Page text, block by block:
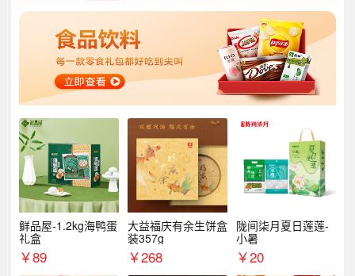
鲜品屋-1.2kg海鸭蛋
礼盒
￥89
大益福庆有余生饼盒
装357g
￥268
陇间柒月夏日莲莲-
小暑
￥20